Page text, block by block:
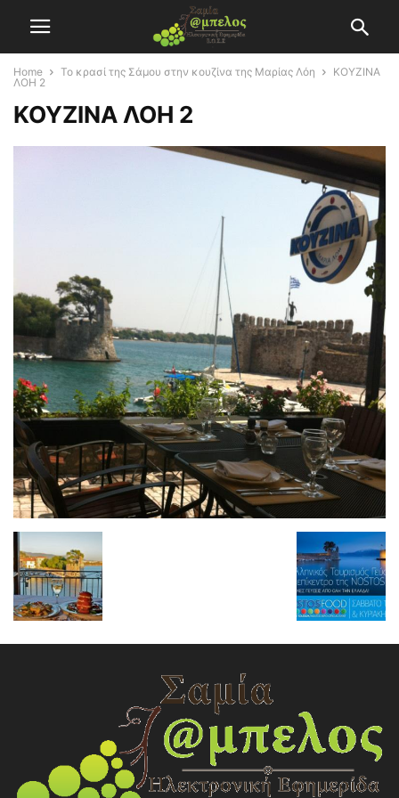
Home Το κρασί της Σάμου στην κουζίνα της Μαρίας Λόη
KOYZINA
ΛΟΗ 2
KOYZINA ΛΟΗ 2